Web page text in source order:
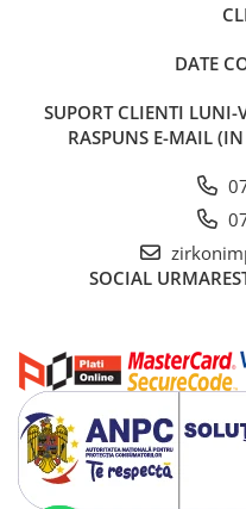
DATE
SUPORT CLIENTI LUNI-
RASPUNS E-MAIL
SOCIAL